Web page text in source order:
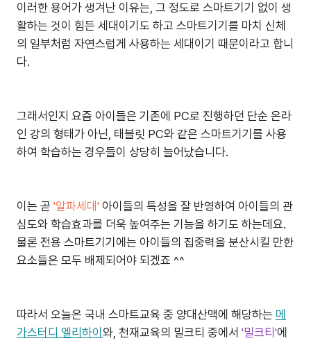
이러한 용어가 생겨난 이유는, 그 정도로 스마트기기 없이 생
활하는 것이 힘든 세대이기도 하고 스마트기기를 마치 신체
의 일부처럼 자연스럽게 사용하는 세대이기 때문이라고 합니
다.
그래서인지 요즘 아이들은 기존에 PC로 진행하던 단순 온라
인 강의 형태가 아닌, 태블릿 PC와 같은 스마트기기를 사용
하여 학습하는 경우들이 상당히 늘어났습니다.
이는 곧 '알파세대' 아이들의 특성을 잘 반영하여 아이들의 관
심도와 학습효과를 더욱 높여주는 기능을 하기도 하는데요.
물론 전용 스마트기기에는 아이들의 집중력을 분산시킬 만한
요소들은 모두 배제되어야 되겠죠 ^^
따라서 오늘은 국내 스마트교육 중 양대산맥에 해당하는 메
가스터디 엘리하이 와, 천재교육의 밀크티 중에서 '밀크티'에